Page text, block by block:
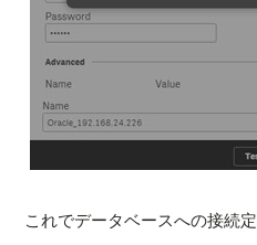
これでデータベースへの接続